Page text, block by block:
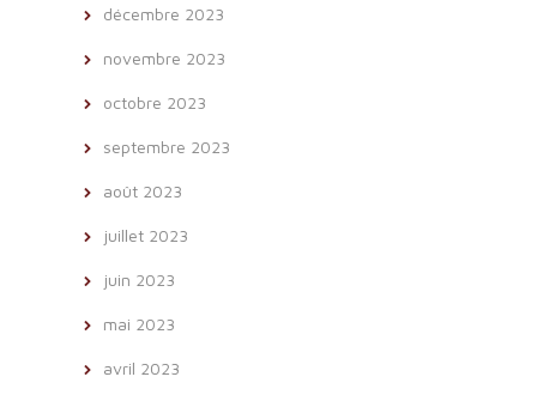
décembre 2023
novembre 2023
octobre 2023
septembre 2023
août 2023
juillet 2023
juin 2023
mai 2023
avril 2023